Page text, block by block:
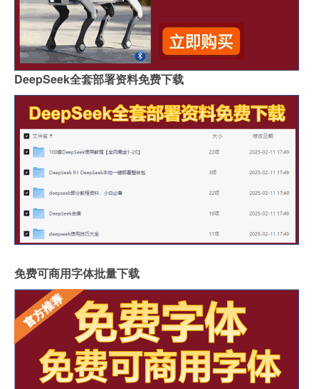
DeepSeek全套部署资料免费下载
免费可商用字体批量下载